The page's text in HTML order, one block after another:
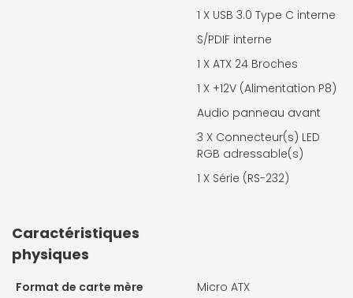
1 X USB 3.0 Type C interne
S/PDIF interne
1 X ATX 24 Broches
1 X +12V (Alimentation P8)
Audio panneau avant
3 X Connecteur(s) LED
RGB adressable(s)
1 X Série (RS-232)
Caractéristiques
physiques
Format de carte mère
Micro ATX